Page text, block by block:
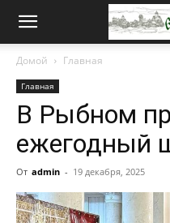
Новости
Домой Главная
Главная
В Рыбном
ежегодный
От admin - 19 декабря, 2025